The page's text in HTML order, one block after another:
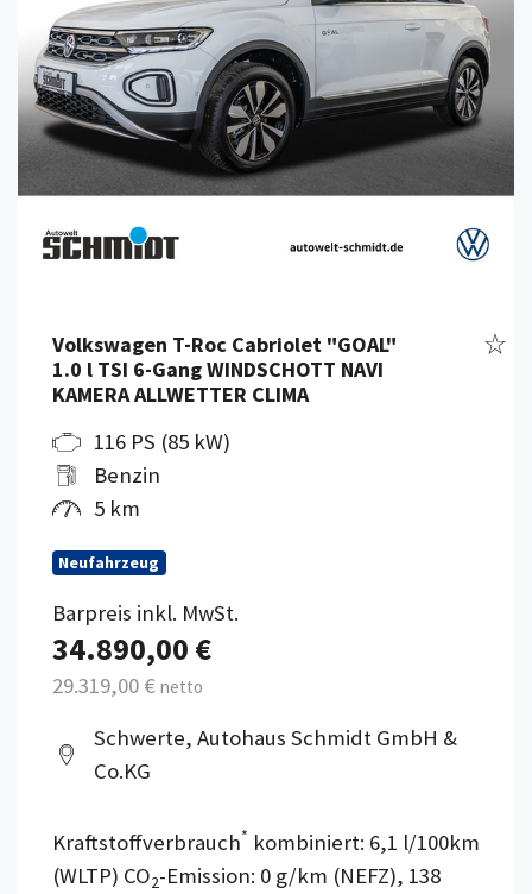
Volkswagen T-Roc Cabriolet "GOAL"
1.0 l TSI 6-Gang WINDSCHOTT NAVI
KAMERA ALLWETTER CLIMA
116 PS (85 kW)
Benzin
5 km
Neufahrzeug
Barpreis inkl. MwSt.
34.890,00 €
29.319,00 € netto
Schwerte, Autohaus Schmidt GmbH &
Co.KG
Kraftstoffverbrauch* kombiniert: 6,1 l/100km
(WLTP) CO2-Emission: 0 g/km (NEFZ), 138